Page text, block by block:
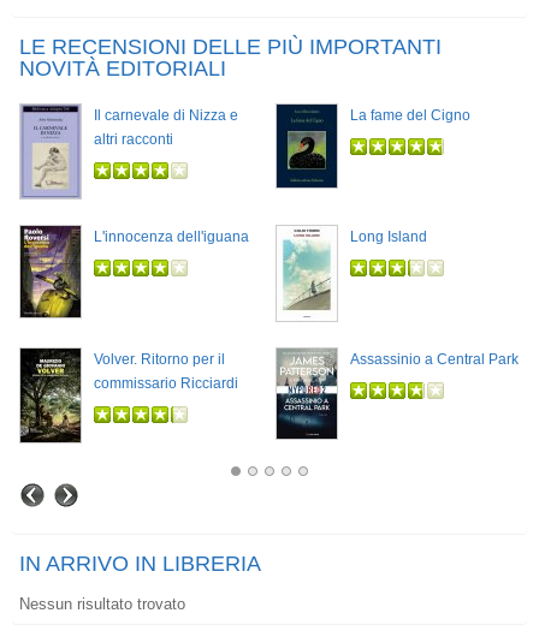
LE RECENSIONI DELLE PIÙ IMPORTANTI
NOVITÀ EDITORIALI
Il carnevale di Nizza e
altri racconti
La fame del Cigno
L'innocenza dell'iguana Long Island
Volver. Ritorno per il
commissario Ricciardi
Assassinio a Central Park
IN ARRIVO IN LIBRERIA
Nessun risultato trovato